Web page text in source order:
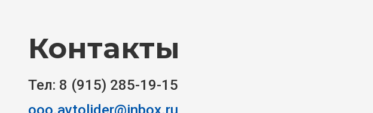
Контакты
Тел: 8 (915) 285-19-15